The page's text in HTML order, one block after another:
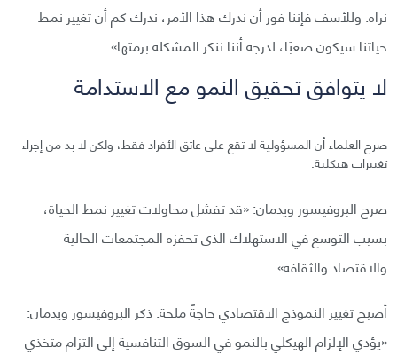
نراه. وللأسف فإننا فور أن ندرك هذا الأمر، ندرك كم أن تغيير نمط
حياتنا سيكون صعبًا، لدرجة أننا ننكر المشكلة برمتها».
لا يتوافق تحقيق النمو مع الاستدامة
صرح العلماء أن المسؤولية لا تقع على عاتق الأفراد فقط، ولكن لا بد من إجراء
تغييرات هيكلية.
صرح البروفيسور ويدمان: «قد تفشل محاولات تغيير نمط الحياة،
بسبب التوسع في الاستهلاك الذي تحفزه المجتمعات الحالية
والاقتصاد والثقافة».
أصبح تغيير النموذج الاقتصادي حاجةً ملحة. ذكر البروفيسور ويدمان:
«يؤدي الإلزام الهيكلي بالنمو في السوق التنافسية إلى التزام متخذي